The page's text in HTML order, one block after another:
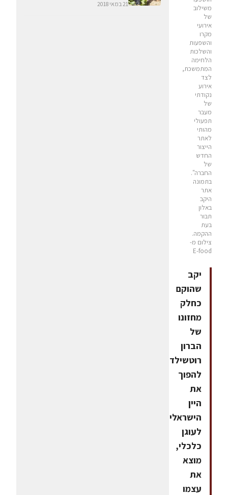
משילוב
של
אירועי
מקרו
והשפעות
והשלכות
הלחימה
המתמשכת,
לצד
אירוע
נקודתי
של
מעבר
תפעולי
מהותי
לאתר
הייצור
החדש
של
החברה".
בתמונה
אתר
היקב
באלון
תבור
בעת
ההקמה.
צילום מ-
E-food
יקב
שהוקם
כחלק
מחזונו
של
הברון
רוטשילד
להפוך
את
היין
הישראלי
לעוגן
כלכלי,
מוצא
את
עצמו
21 במאי 2018